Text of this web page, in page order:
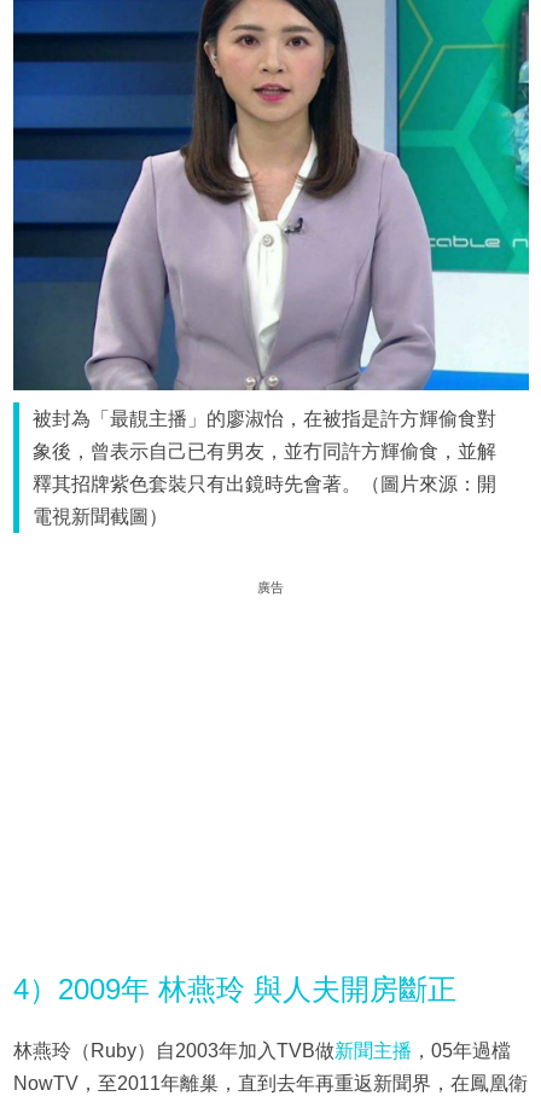
被封為「最靚主播」的廖淑怡，在被指是許方輝偷食對
象後，曾表示自己已有男友，並冇同許方輝偷食，並解
釋其招牌紫色套裝只有出鏡時先會著。（圖片來源：開
電視新聞截圖）
廣告
4）2009年 林燕玲 與人夫開房斷正
林燕玲（Ruby）自2003年加入TVB做新聞主播 ，05年過檔
NowTV，至2011年離巢，直到去年再重返新聞界，在鳳凰衛